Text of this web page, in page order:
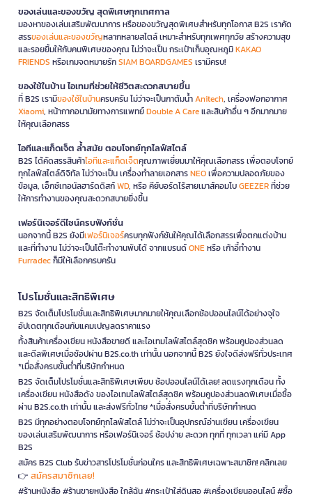
ของเล่นและของขวัญ สุดพิเศษทุกเทศกาล
มองหาของเล่นเสริมพัฒนาการ หรือของขวัญสุดพิเศษสำหรับทุกโอกาส B2S เราคัด
สรรของเล่นและของขวัญหลากหลายสไตล์ เหมาะสำหรับทุกเพศทุกวัย สร้างความสุข
และรอยยิ้มให้กับคนพิเศษของคุณ ไม่ว่าจะเป็น กระเป๋าเก็บอุณหภูมิKAKAO
FRIENDS หรือเกมจดหมายรักSIAM BOARDGAMES เรามีครบ!
ของใช้ในบ้าน ไอเทมที่ช่วยให้ชีวิตสะดวกสบายขึ้น
ที่ B2S เรามีของใช้ในบ้านครบครัน ไม่ว่าจะเป็นกาต้มน้ำAnitech, เครื่องฟอกอากาศ
Xiaomi, หน้ากากอนามัยทางการแพทย์Double A Careและสินค้าอื่น ๆ อีกมากมาย
ให้คุณเลือกสรร
ไอทีและแก็ดเจ็ต ล้ำสมัย ตอบโจทย์ทุกไลฟ์สไตล์
B2S ได้คัดสรรสินค้าไอทีและแก็ดเจ็ตคุณภาพเยี่ยมมาให้คุณเลือกสรร เพื่อตอบโจทย์
ทุกไลฟ์สไตล์ดิจิทัล ไม่ว่าจะเป็น เครื่องทำลายเอกสารNEOเพื่อความปลอดภัยของ
ข้อมูล, เอ็กซ์เทอนัลฮาร์ดดิสก์WD, หรือ คีย์บอร์ดไร้สายเมาส์คอมโบGEEZERที่ช่วย
ให้การทำงานของคุณสะดวกสบายยิ่งขึ้น
เฟอร์นิเจอร์ดีไซน์ครบฟังก์ชั่น
นอกจากนี้ B2S ยังมีเฟอร์นิเจอร์ครบทุกฟังก์ชันให้คุณได้เลือกสรรเพื่อตกแต่งบ้าน
และที่ทำงาน ไม่ว่าจะเป็นโต๊ะทำงานพับได้ จากแบรนด์ONEหรือ เก้าอี้ทำงาน
Furradecก็มีให้เลือกครบครัน
โปรโมชั่นและสิทธิพิเศษ
B2S จัดเต็มโปรโมชั่นและสิทธิพิเศษมากมายให้คุณเลือกช้อปออนไลน์ได้อย่างจุใจ
อัปเดตทุกเดือนกับแคมเปญลดราคาแรง
ทั้งสินค้าเครื่องเขียน หนังสือขายดี และไอเทมไลฟ์สไตล์สุดชิค พร้อมคูปองส่วนลด
และดีลพิเศษเมื่อช้อปผ่าน B2S.co.th เท่านั้น นอกจากนี้ B2S ยังใจดีส่งฟรีทั่วประเทศ
*เมื่อสั่งครบขั้นต่ำที่บริษัทกำหนด
B2S จัดเต็มโปรโมชั่นและสิทธิพิเศษเพียบ ช้อปออนไลน์ได้เลย! ลดแรงทุกเดือน ทั้ง
เครื่องเขียน หนังสือดัง ของไอเทมไลฟ์สไตล์สุดชิค พร้อมคูปองส่วนลดพิเศษเมื่อซื้อ
ผ่าน B2S.co.th เท่านั้น และส่งฟรีทั่วไทย *เมื่อสั่งครบขั้นต่ำที่บริษัทกำหนด
B2S มีทุกอย่างตอบโจทย์ทุกไลฟ์สไตล์ ไม่ว่าจะเป็นอุปกรณ์อ่านเขียน เครื่องเขียน
ของเล่นเสริมพัฒนาการ หรือเฟอร์นิเจอร์ ช้อปง่าย สะดวก ทุกที่ ทุกเวลา แค่มี App
B2S
สมัคร B2S Club รับข่าวสารโปรโมชั่นก่อนใคร และสิทธิพิเศษเฉพาะสมาชิก! คลิกเลย
👉 สมัครสมาชิกเลย!
#ร้านหนังสือ #ร้านขายหนังสือ ใกล้ฉัน #กระเป๋าใส่ดินสอ #เครื่องเขียนออนไลน์ #ซื้อ